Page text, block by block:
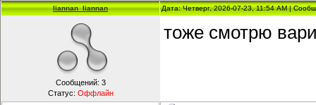
liannan_liannan Дата: Четверг, 2026-07-23, 11:54 AM |
Сообщений: 3
Статус: Оффлайн
тоже смотрю